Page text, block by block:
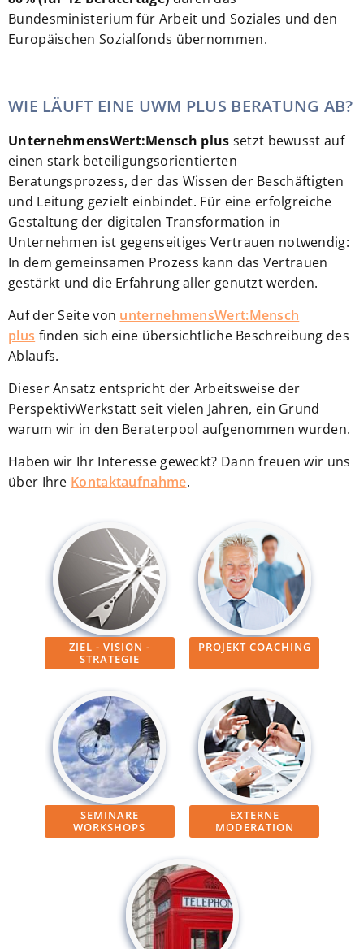
Bundesministerium für Arbeit und Soziales und den
Europäischen Sozialfonds übernommen.
WIE LÄUFT EINE UWM PLUS BERATUNG AB?
UnternehmensWert:Mensch plus setzt bewusst auf
einen stark beteiligungsorientierten
Beratungsprozess, der das Wissen der Beschäftigten
und Leitung gezielt einbindet. Für eine erfolgreiche
Gestaltung der digitalen Transformation in
Unternehmen ist gegenseitiges Vertrauen notwendig:
In dem gemeinsamen Prozess kann das Vertrauen
gestärkt und die Erfahrung aller genutzt werden.
Auf der Seite von unternehmensWert:Mensch
plus finden sich eine übersichtliche Beschreibung des
Ablaufs.
Dieser Ansatz entspricht der Arbeitsweise der
PerspektivWerkstatt seit vielen Jahren, ein Grund
warum wir in den Beraterpool aufgenommen wurden.
Haben wir Ihr Interesse geweckt? Dann freuen wir uns
über Ihre Kontaktaufnahme.
ZIEL - VISION -
STRATEGIE
PROJEKT COACHING
SEMINARE
WORKSHOPS
EXTERNE
MODERATION